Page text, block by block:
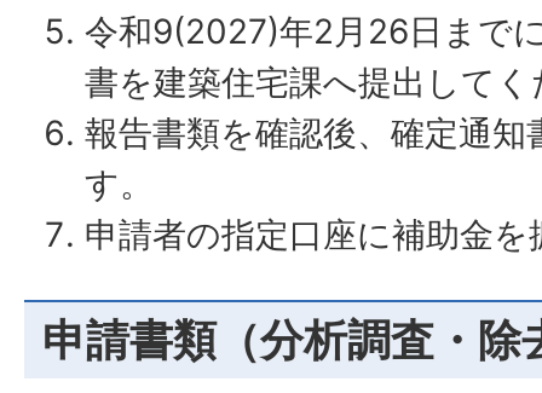
令和9(2027)年2月26日まで
書を建築住宅課へ提出して
報告書類を確認後、確定通
す。
申請者の指定口座に補助金
申請書類（分析調査・除